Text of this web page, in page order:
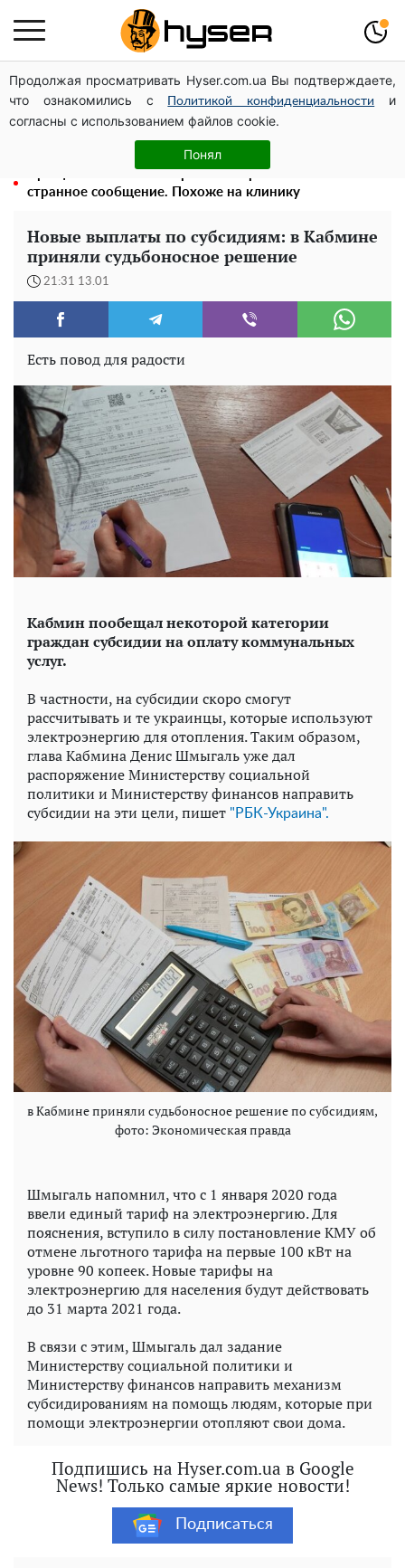
Продолжая просматривать Hyser.com.ua Вы подтверждаете,
что ознакомились с
Политикой конфиденциальности
и
согласны с использованием файлов cookie.
Понял
Посол ОБСЕ во второй раз посетил место российского
удара по жилому дому на Подоле
Голая Елена Тополя в интересных позах заставила
отвисать челюсти: слив видео – было только началом
странное сообщение. Похоже на клинику
Новые выплаты по субсидиям: в Кабмине
приняли судьбоносное решение
21:31 13.01
Есть повод для радости
Кабмин пообещал некоторой категории
граждан субсидии на оплату коммунальных
услуг.
В частности, на субсидии скоро смогут
рассчитывать и те украинцы, которые используют
электроэнергию для отопления. Таким образом,
глава Кабмина Денис Шмыгаль уже дал
распоряжение Министерству социальной
политики и Министерству финансов направить
субсидии на эти цели, пишет "РБК-Украина".
в Кабмине приняли судьбоносное решение по субсидиям,
фото: Экономическая правда
Шмыгаль напомнил, что с 1 января 2020 года
ввели единый тариф на электроэнергию. Для
пояснения, вступило в силу постановление КМУ об
отмене льготного тарифа на первые 100 кВт на
уровне 90 копеек. Новые тарифы на
электроэнергию для населения будут действовать
до 31 марта 2021 года.
В связи с этим, Шмыгаль дал задание
Министерству социальной политики и
Министерству финансов направить механизм
субсидированиям на помощь людям, которые при
помощи электроэнергии отопляют свои дома.
Подпишись на Hyser.com.ua в Google
News! Только самые яркие новости!
Подписаться